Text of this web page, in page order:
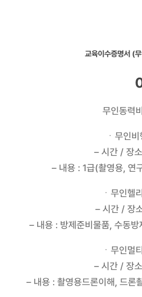
교육이수증명서 (
무인동력
ㆍ무인
– 시간 / 장
– 내용 : 1급(촬영용, 연
ㆍ무인헬
– 시간 / 장
– 내용 : 방제준비물품, 수동
ㆍ무인멀
– 시간 / 장
– 내용 : 촬영용드론이해, 드론